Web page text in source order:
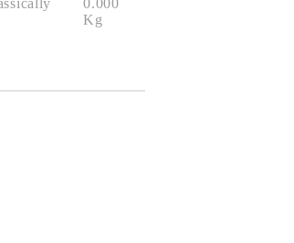
de alimentare
0.000
Kg